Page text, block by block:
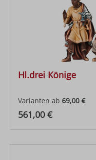
Hl.drei Könige
Varianten ab 69,00 €
Regulärer Preis:
561,00 €